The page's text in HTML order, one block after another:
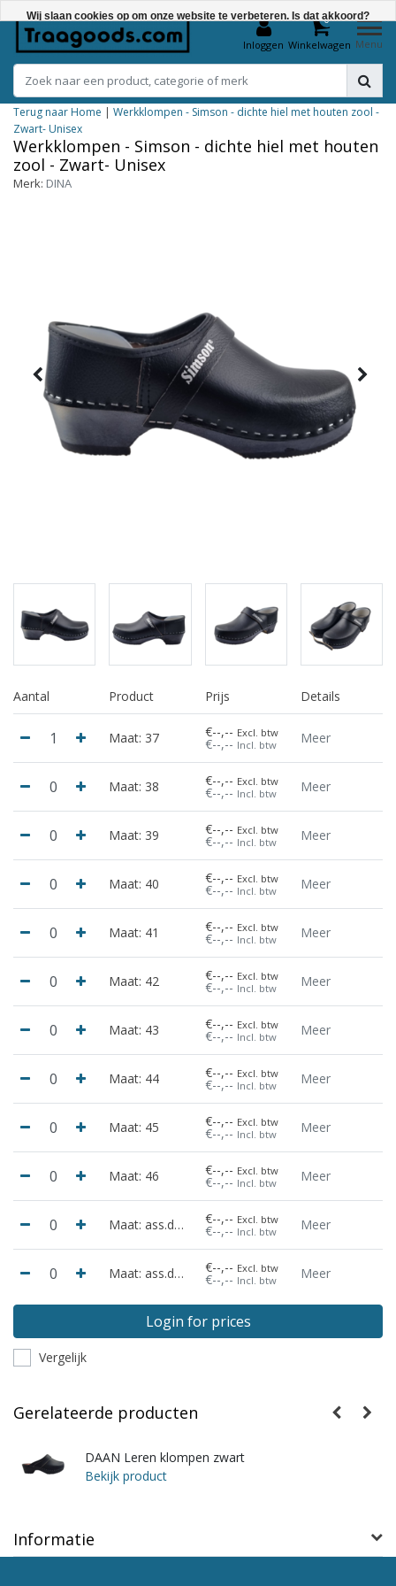
Inloggen
0
Winkelwagen Menu
Terug naar Home | Werkklompen - Simson - dichte hiel met houten zool -
Zwart- Unisex
Werkklompen - Simson - dichte hiel met houten
zool - Zwart- Unisex
Merk: DINA
Aantal Product Prijs Details
Maat: 37 €--,-- Excl. btw
€--,-- Incl. btw Meer
Maat: 38 €--,-- Excl. btw
€--,-- Incl. btw Meer
Maat: 39 €--,-- Excl. btw
€--,-- Incl. btw Meer
Maat: 40 €--,-- Excl. btw
€--,-- Incl. btw Meer
Maat: 41 €--,-- Excl. btw
€--,-- Incl. btw Meer
Maat: 42 €--,-- Excl. btw
€--,-- Incl. btw Meer
Maat: 43 €--,-- Excl. btw
€--,-- Incl. btw Meer
Maat: 44 €--,-- Excl. btw
€--,-- Incl. btw Meer
Maat: 45 €--,-- Excl. btw
€--,-- Incl. btw Meer
Maat: 46 €--,-- Excl. btw
€--,-- Incl. btw Meer
Maat: ass.doos 10 paar €--,-- Excl. btw
€--,-- Incl. btw Meer
Maat: ass.doos 20 paar €--,-- Excl. btw
€--,-- Incl. btw Meer
Login for prices
Vergelijk
Gerelateerde producten
DAAN Leren klompen zwart
Bekijk product
Informatie
Wij slaan cookies op om onze website te verbeteren. Is dat akkoord?
Nee
Meer over cookies »